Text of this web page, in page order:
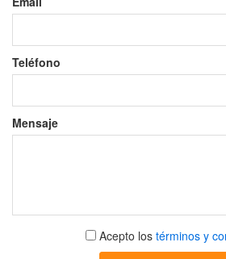
Teléfono
Mensaje
Aceptar
términos
Acepto los términos y